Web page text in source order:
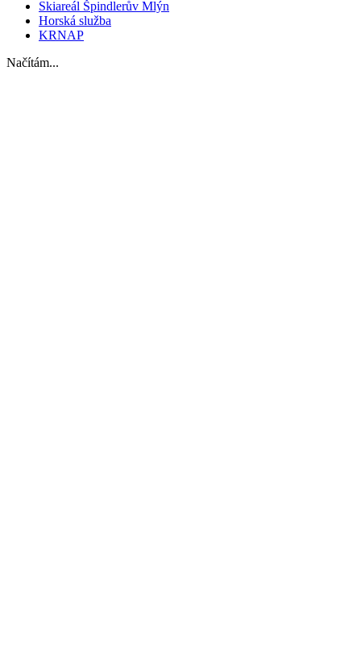
Skiareál Špindlerův Mlýn
Horská služba
KRNAP
Načítám...